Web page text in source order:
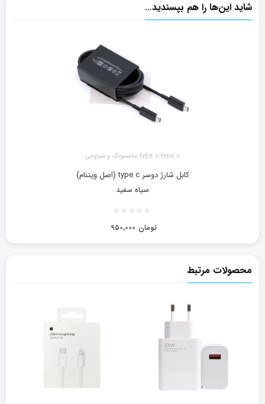
شاید این‌ها را هم بپسندید…
type c-type c سامسونگ و شیاومی
کابل شارژ دوسر type c (اصل ویتنام)
سیاه سفید
۹۵۰,۰۰۰ تومان
محصولات مرتبط